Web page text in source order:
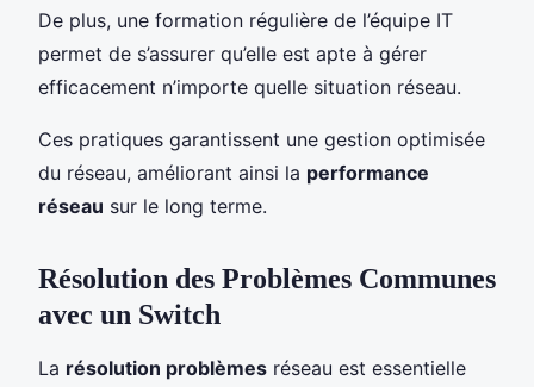
De plus, une formation régulière de l’équipe IT
permet de s’assurer qu’elle est apte à gérer
efficacement n’importe quelle situation réseau.
Ces pratiques garantissent une gestion optimisée
du réseau, améliorant ainsi la performance
réseau sur le long terme.
Résolution des Problèmes Communes
avec un Switch
La résolution problèmes réseau est essentielle